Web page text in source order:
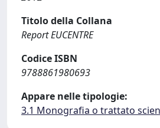
Titolo della Collana
Report EUCENTRE
Codice ISBN
9788861980693
Appare nelle tipologie:
3.1 Monografia o trattato